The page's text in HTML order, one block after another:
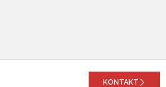
KONTAKT